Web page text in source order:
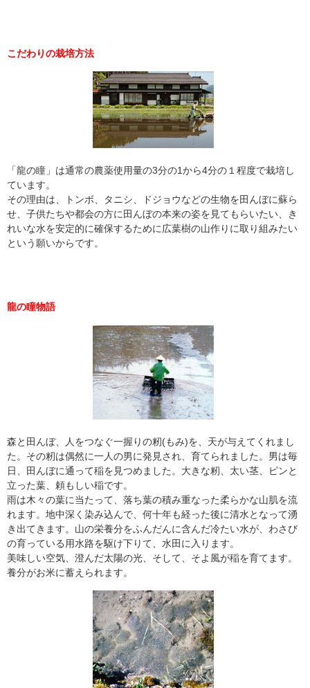
こだわりの栽培方法
「龍の瞳」は通常の農薬使用量の3分の1から4分の１程度で栽培し
ています。
その理由は、トンボ、タニシ、ドジョウなどの生物を田んぼに蘇ら
せ、子供たちや都会の方に田んぼの本来の姿を見てもらいたい、き
れいな水を安定的に確保するために広葉樹の山作りに取り組みたい
という願いからです。
龍の瞳物語
森と田んぼ、人をつなぐ一握りの籾(もみ)を、天が与えてくれまし
た。その籾は偶然に一人の男に発見され、育てられました。男は毎
日、田んぼに通って稲を見つめました。大きな籾、太い茎、ピンと
立った葉、頼もしい稲です。
雨は木々の葉に当たって、落ち葉の積み重なった柔らかな山肌を流
れます。地中深く染み込んで、何十年も経った後に清水となって湧
き出てきます。山の栄養分をふんだんに含んだ冷たい水が、わさび
の育っている用水路を駆け下りて、水田に入ります。
美味しい空気、澄んだ太陽の光、そして、そよ風が稲を育てます。
養分がお米に蓄えられます。